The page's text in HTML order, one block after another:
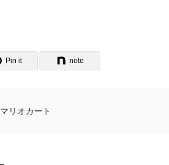
Pin it note
マリオカート